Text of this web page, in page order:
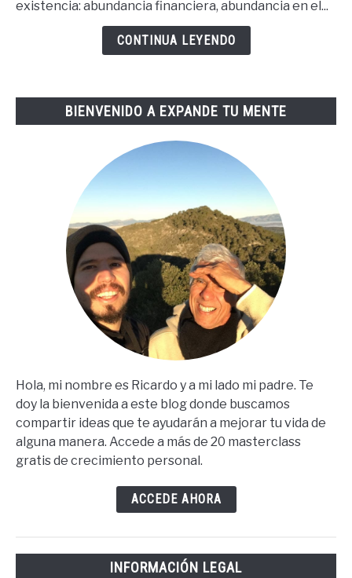
Steps
existencia: abundancia financiera, abundancia en el...
CONTINUA LEYENDO
BIENVENIDO A EXPANDE TU MENTE
Hola, mi nombre es Ricardo y a mi lado mi padre. Te
doy la bienvenida a este blog donde buscamos
compartir ideas que te ayudarán a mejorar tu vida de
alguna manera. Accede a más de 20 masterclass
gratis de crecimiento personal.
ACCEDE AHORA
INFORMACIÓN LEGAL